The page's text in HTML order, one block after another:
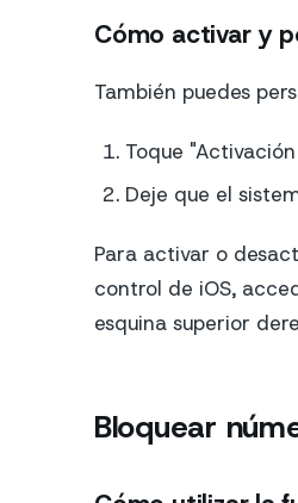
Cómo activar y
También puedes
Toque
Deje que el
Para activar o
control de iOS,
esquina superior
Bloquear